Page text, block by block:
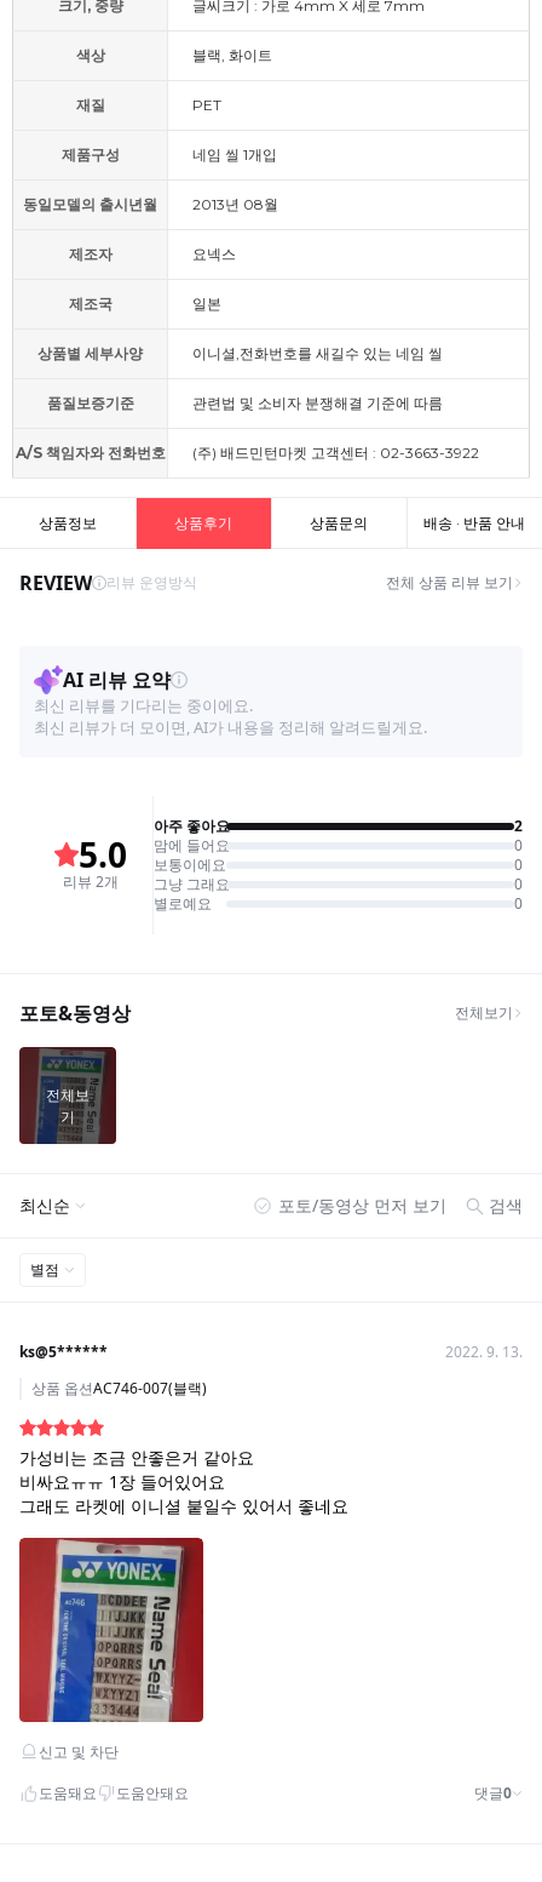
크기, 중량 글씨크기 : 가로 4mm X 세로 7mm
색상 블랙, 화이트
재질 PET
제품구성 네임 씰 1개입
동일모델의 출시년월 2013년 08월
제조자 요넥스
제조국 일본
상품별 세부사양 이니셜,전화번호를 새길수 있는 네임 씰
품질보증기준 관련법 및 소비자 분쟁해결 기준에 따름
A/S 책임자와 전화번호 (주) 배드민턴마켓 고객센터 : 02-3663-3922
상품정보 상품후기 상품문의 배송 · 반품 안내